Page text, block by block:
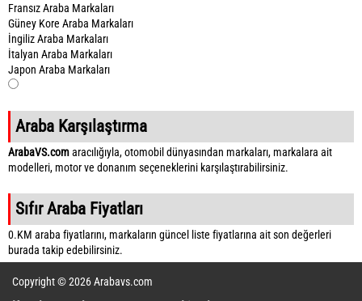
Fransız Araba Markaları
Güney Kore Araba Markaları
İngiliz Araba Markaları
İtalyan Araba Markaları
Japon Araba Markaları
Araba Karşılaştırma
ArabaVS.comaracılığıyla, otomobil dünyasından markaları, markalara ait
modelleri, motor ve donanım seçeneklerini karşılaştırabilirsiniz.
Sıfır Araba Fiyatları
0.KM araba fiyatlarını, markaların güncel liste fiyatlarına ait son değerleri
burada takip edebilirsiniz.
Copyright © 2026 Arabavs.com